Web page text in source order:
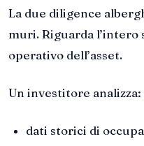
La due diligence
muri. Riguarda l’intero
operativo dell’asset.
Un investitore analizza:
dati storici di